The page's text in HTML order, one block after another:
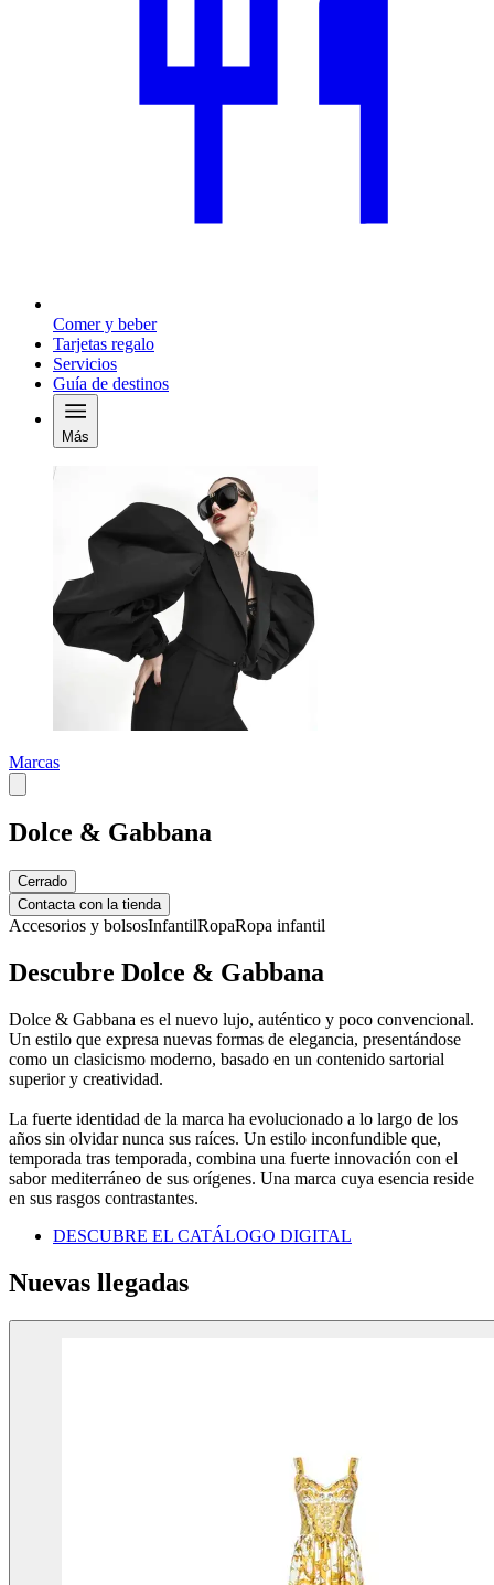
Comer y beber
Tarjetas regalo
Servicios
Guía de destinos
Más
Marcas
Dolce & Gabbana
Cerrado
Contacta con la tienda
Accesorios y bolsosInfantilRopaRopa infantil
Descubre Dolce & Gabbana
Dolce & Gabbana es el nuevo lujo, auténtico y poco convencional.
Un estilo que expresa nuevas formas de elegancia, presentándose
como un clasicismo moderno, basado en un contenido sartorial
superior y creatividad.
La fuerte identidad de la marca ha evolucionado a lo largo de los
años sin olvidar nunca sus raíces. Un estilo inconfundible que,
temporada tras temporada, combina una fuerte innovación con el
sabor mediterráneo de sus orígenes. Una marca cuya esencia reside
en sus rasgos contrastantes.
DESCUBRE EL CATÁLOGO DIGITAL
Nuevas llegadas